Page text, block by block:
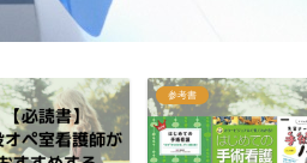
参考書